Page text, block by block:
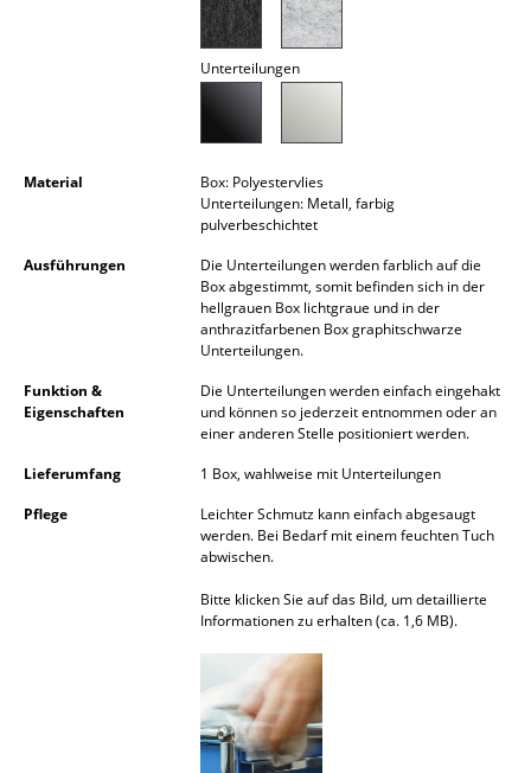
Schreibtischleuchten
Stehleuchten & Leseleuchten
Outdoor-Leuchten
Akkuleuchten
Doppelbetten
Einzelbetten
Stapelbetten
Nachttische & Bettzubehör
Unterteilungen
Material
Box: Polyestervlies
Unterteilungen: Metall, farbig
pulverbeschichtet
Ausführungen
Die Unterteilungen werden farblich auf die
Box abgestimmt, somit befinden sich in der
hellgrauen Box lichtgraue und in der
anthrazitfarbenen Box graphitschwarze
Unterteilungen.
Funktion &
Eigenschaften
Die Unterteilungen werden einfach eingehakt
und können so jederzeit entnommen oder an
einer anderen Stelle positioniert werden.
Lieferumfang
1 Box, wahlweise mit Unterteilungen
Pflege
Leichter Schmutz kann einfach abgesaugt
werden. Bei Bedarf mit einem feuchten Tuch
abwischen.
Bitte klicken Sie auf das Bild, um detaillierte
Informationen zu erhalten (ca. 1,6 MB).